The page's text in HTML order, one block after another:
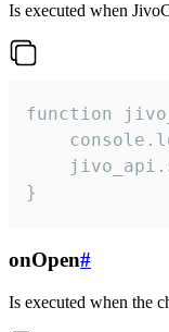
Is executed when
function
}
onOpen#
Is executed when the